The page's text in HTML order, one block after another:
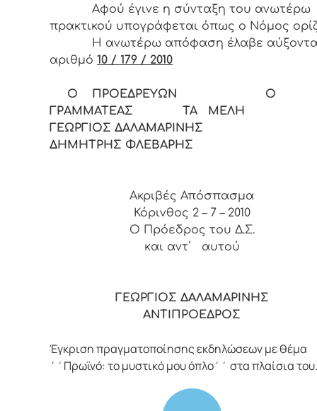
Αφού έγινε η σύνταξη του ανωτέρω
πρακτικού υπογράφεται όπως ο Νόμος
Η ανωτέρω απόφαση έλαβε
αριθμό 10 / 179 / 2010
Ο ΠΡΟΕΔΡΕΥΩΝ Ο
ΓΡΑΜΜΑΤΕΑΣ ΤΑ ΜΕΛΗ
ΓΕΩΡΓΙΟΣ ΔΑΛΑΜΑΡΙΝΗΣ
ΔΗΜΗΤΡΗΣ ΦΛΕΒΑΡΗΣ
Ακριβές Απόσπασμα
Κόρινθος 2 – 7 – 2010
Ο Πρόεδρος του Δ.Σ.
και αντ΄ αυτού
ΓΕΩΡΓΙΟΣ ΔΑΛΑΜΑΡΙΝΗΣ
ΑΝΤΙΠΡΟΕΔΡΟΣ
Έγκριση πραγματοποίησης εκδηλώσεων με θέμα
΄΄Πρωϊνό: το μυστικό μου όπλο΄΄ στα πλαίσια